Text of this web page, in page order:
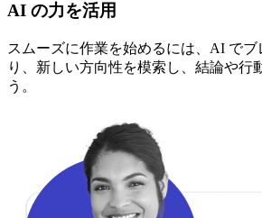
AI の力を活用
スムーズに作業を始めるには、AI で
り、新しい方向性を模索し、結論や行
う。